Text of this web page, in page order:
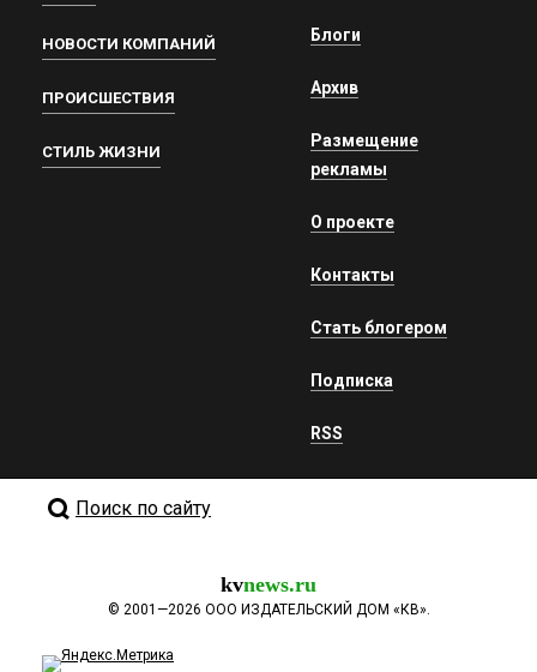
НОВОСТИ КОМПАНИЙ
ПРОИСШЕСТВИЯ
СТИЛЬ ЖИЗНИ
Блоги
Архив
Размещение
рекламы
О проекте
Контакты
Стать блогером
Подписка
RSS
Поиск по сайту
kvnews.ru
© 2001—2026 ООО ИЗДАТЕЛЬСКИЙ ДОМ «КВ».